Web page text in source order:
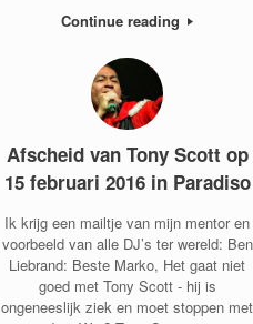
Continue reading
Afscheid van Tony Scott op
15 februari 2016 in Paradiso
Ik krijg een mailtje van mijn mentor en
voorbeeld van alle DJ’s ter wereld: Ben
Liebrand: Beste Marko, Het gaat niet
goed met Tony Scott - hij is
ongeneeslijk ziek en moet stoppen met